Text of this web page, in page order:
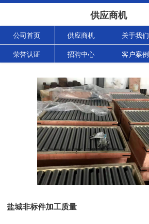
供应商机
公司首页 供应商机 关于我们
荣誉认证 招聘中心 客户案例
盐城非标件加工质量